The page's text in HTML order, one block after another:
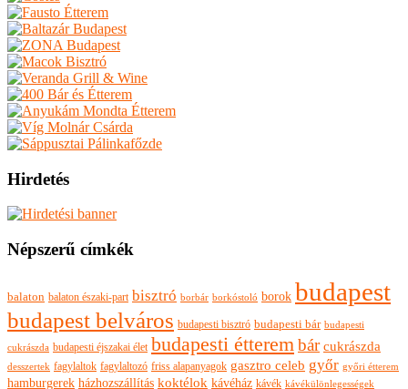
Hirdetés
Népszerű címkék
balaton balaton északi-part bisztró borbár borkóstoló borok budapest
budapest belváros budapesti bisztró budapesti bár budapesti
cukrászda budapesti éjszakai élet budapesti étterem bár cukrászda
desszertek fagylaltok fagylaltozó friss alapanyagok gasztro celeb győr győri étterem
hamburgerek házhozszállítás koktélok kávéház kávék kávékülönlegességek